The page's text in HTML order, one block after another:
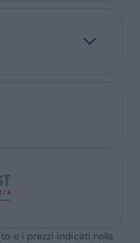
e i prezzi indicati nella